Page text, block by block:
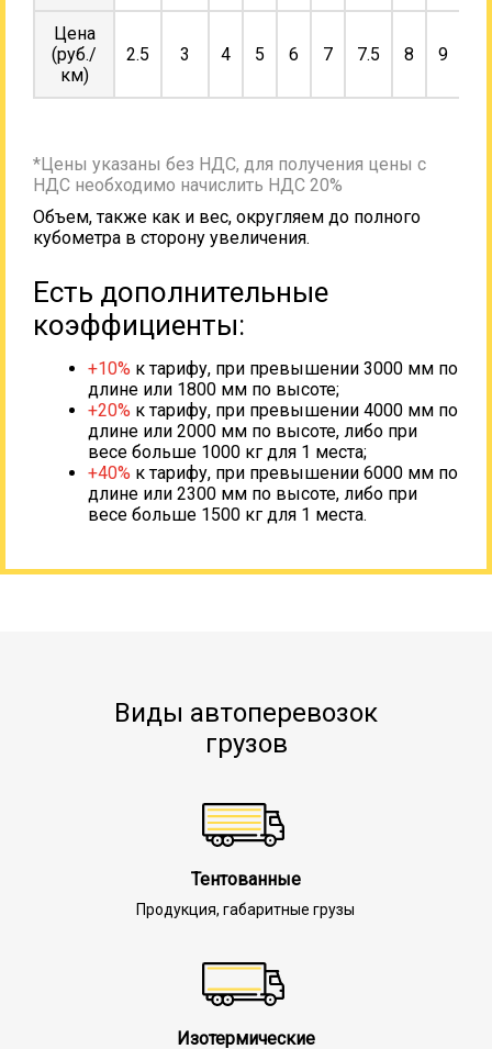
Цена
(руб./
км)
2.5 3 4 5 6 7 7.5 8 9
*Цены указаны без НДС, для получения цены с
НДС необходимо начислить НДС 20%
Объем, также как и вес, округляем до полного
кубометра в сторону увеличения.
Есть дополнительные
коэффициенты:
+10% к тарифу, при превышении 3000 мм по
длине или 1800 мм по высоте;
+20% к тарифу, при превышении 4000 мм по
длине или 2000 мм по высоте, либо при
весе больше 1000 кг для 1 места;
+40% к тарифу, при превышении 6000 мм по
длине или 2300 мм по высоте, либо при
весе больше 1500 кг для 1 места.
Виды автоперевозок
грузов
Тентованные
Продукция, габаритные грузы
Изотермические